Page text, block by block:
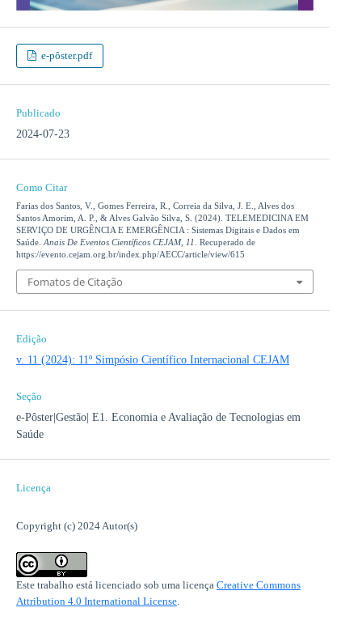
e-pôster.pdf
Publicado
2024-07-23
Como Citar
Farias dos Santos, V., Gomes Ferreira, R., Correia da Silva, J. E., Alves dos
Santos Amorim, A. P., & Alves Galvão Silva, S. (2024). TELEMEDICINA EM
SERVIÇO DE URGÊNCIA E EMERGÊNCIA : Sistemas Digitais e Dados em
Saúde. Anais De Eventos Científicos CEJAM, 11
. Recuperado de
https://evento.cejam.org.br/index.php/AECC/article/view/615
Fomatos de Citação
Edição
v. 11 (2024): 11º Simpósio Científico Internacional CEJAM
Seção
e-Pôster|Gestão| E1. Economia e Avaliação de Tecnologias em
Saúde
Licença
Copyright (c) 2024 Autor(s)
Este trabalho está licenciado sob uma licença Creative Commons
Attribution 4.0 International License.